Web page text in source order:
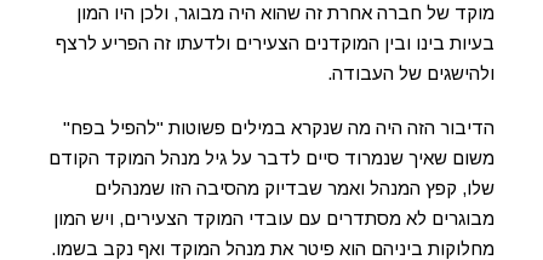
מוקד של חברה אחרת זה שהוא היה מבוגר, ולכן היו המון
בעיות בינו ובין המוקדנים הצעירים ולדעתו זה הפריע לרצף
ולהישגים של העבודה.
הדיבור הזה היה מה שנקרא במילים פשוטות "להפיל בפח"
משום שאיך שנמרוד סיים לדבר על גיל מנהל המוקד הקודם
שלו, קפץ המנהל ואמר שבדיוק מהסיבה הזו שמנהלים
מבוגרים לא מסתדרים עם עובדי המוקד הצעירים, ויש המון
מחלוקות ביניהם הוא פיטר את מנהל המוקד ואף נקב בשמו.